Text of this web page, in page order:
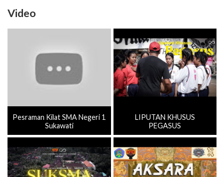
Video
Pesraman Kilat SMA Negeri 1
Sukawati
LIPUTAN KHUSUS
PEGASUS